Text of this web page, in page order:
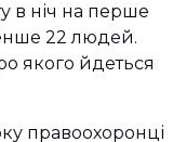
в ніч на перше
22 людей.
якого йдеться
правоохоронці